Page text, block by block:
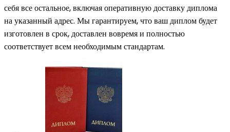
себя все остальное, включая оперативную доставку диплома
на указанный адрес. Мы гарантируем, что ваш диплом будет
изготовлен в срок, доставлен вовремя и полностью
соответствует всем необходимым стандартам.